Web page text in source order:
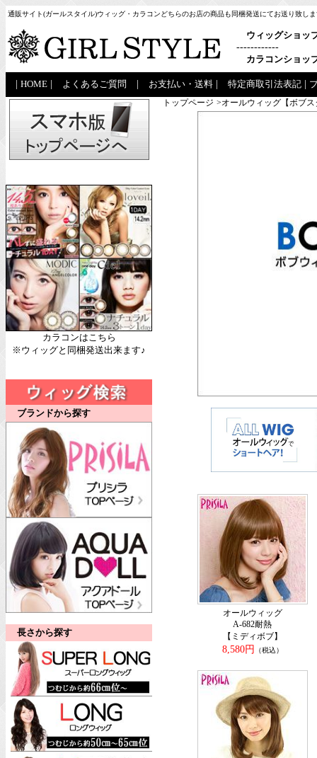
通販サイト(ガールスタイル)ウィッグ・カラコンどちらのお店の商品も同梱発送にてお送り致し
ウィッグショッ
------------
カラコンショッ
HOME よくあるご質問 お支払い・送料 特定商取引法表記
カラコンはこちら
※ウィッグと同梱発送出来ます♪
ブランドから探す
長さから探す
トップページ >オールウィッグ【ボブス
オールウィッグ
A-682耐熱
【ミディボブ】
8,580円
（税込）